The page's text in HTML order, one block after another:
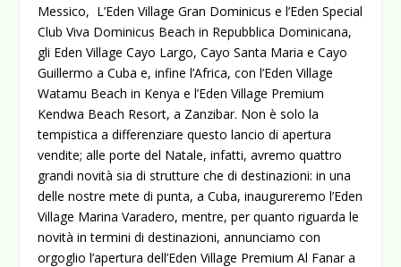
Messico, L’Eden Village Gran Dominicus e l’Eden Special
Club Viva Dominicus Beach in Repubblica Dominicana,
gli Eden Village Cayo Largo, Cayo Santa Maria e Cayo
Guillermo a Cuba e, infine l’Africa, con l’Eden Village
Watamu Beach in Kenya e l’Eden Village Premium
Kendwa Beach Resort, a Zanzibar. Non è solo la
tempistica a differenziare questo lancio di apertura
vendite; alle porte del Natale, infatti, avremo quattro
grandi novità sia di strutture che di destinazioni: in una
delle nostre mete di punta, a Cuba, inaugureremo l’Eden
Village Marina Varadero, mentre, per quanto riguarda le
novità in termini di destinazioni, annunciamo con
orgoglio l’apertura dell’Eden Village Premium Al Fanar a